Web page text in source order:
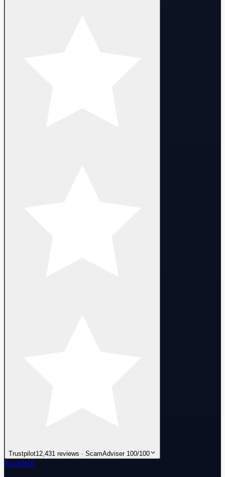
Trustpilot12,431 reviews · ScamAdviser 100/100
Excellent